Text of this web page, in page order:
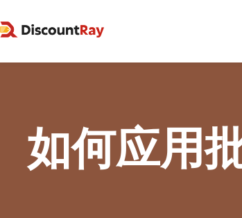
如何应用